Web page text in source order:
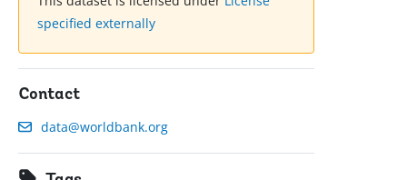
specified externally
Contact
data@worldbank.org